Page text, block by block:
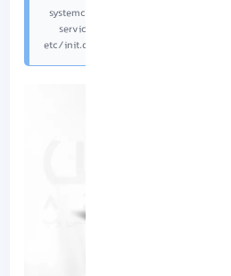
systemctl restart sshd
service sshd restart